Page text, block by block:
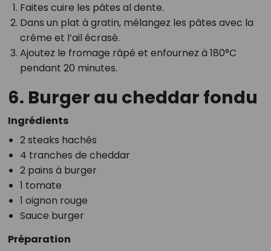
Faites cuire les pâtes al dente.
Dans un plat à gratin, mélangez les pâtes avec la
crème et l’ail écrasé.
Ajoutez le fromage râpé et enfournez à 180°C
pendant 20 minutes.
6. Burger au cheddar fondu
Ingrédients
2 steaks hachés
4 tranches de cheddar
2 pains à burger
1 tomate
1 oignon rouge
Sauce burger
Préparation